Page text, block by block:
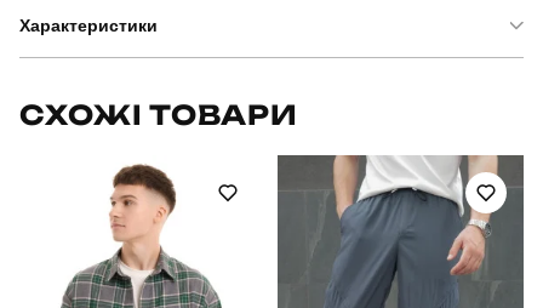
Характеристики
OWku1551Smk
Призначення для повсякденного носіння
СХОЖІ ТОВАРИ